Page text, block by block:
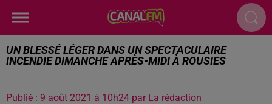
UN BLESSÉ LÉGER DANS UN SPECTACULAIRE
INCENDIE DIMANCHE APRÈS-MIDI À ROUSIES
Publié : 9 août 2021 à 10h24 par La rédaction